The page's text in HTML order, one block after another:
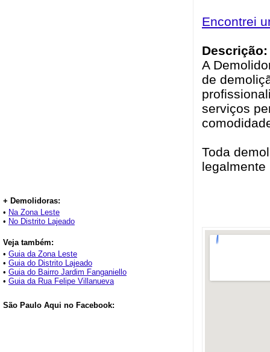
+ Demolidoras:
• Na Zona Leste
• No Distrito Lajeado
Veja também:
• Guia da Zona Leste
• Guia do Distrito Lajeado
• Guia do Bairro Jardim Fanganiello
• Guia da Rua Felipe Villanueva
São Paulo Aqui no Facebook:
Encontrei
Descrição:
A
de
serviços
Toda